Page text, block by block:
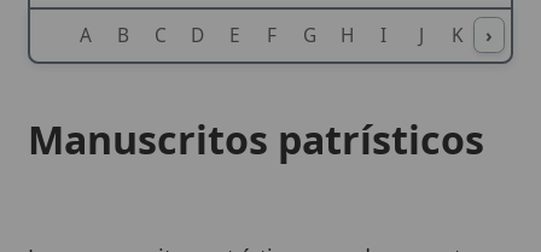
A B C D E F G H I J K L M
›